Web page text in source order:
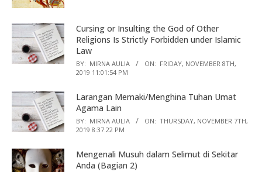
Cursing or Insulting the God of Other
Religions Is Strictly Forbidden under Islamic
Law
BY: MIRNA AULIA ON: FRIDAY, NOVEMBER 8TH,
2019 11:01:54 PM
Larangan Memaki/Menghina Tuhan Umat
Agama Lain
BY: MIRNA AULIA ON: THURSDAY, NOVEMBER 7TH,
2019 8:37:22 PM
Mengenali Musuh dalam Selimut di Sekitar
Anda (Bagian 2)